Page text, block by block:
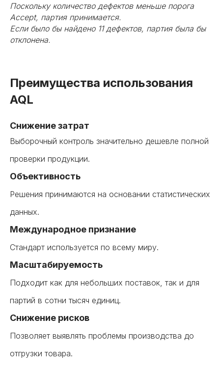
Поскольку количество дефектов меньше порога
Accept, партия принимается.
Если было бы найдено 11 дефектов, партия была бы
отклонена.
Преимущества использования
AQL
Снижение затрат
Выборочный контроль значительно дешевле полной
проверки продукции.
Объективность
Решения принимаются на основании статистических
данных.
Международное признание
Стандарт используется по всему миру.
Масштабируемость
Подходит как для небольших поставок, так и для
партий в сотни тысяч единиц.
Снижение рисков
Позволяет выявлять проблемы производства до
отгрузки товара.